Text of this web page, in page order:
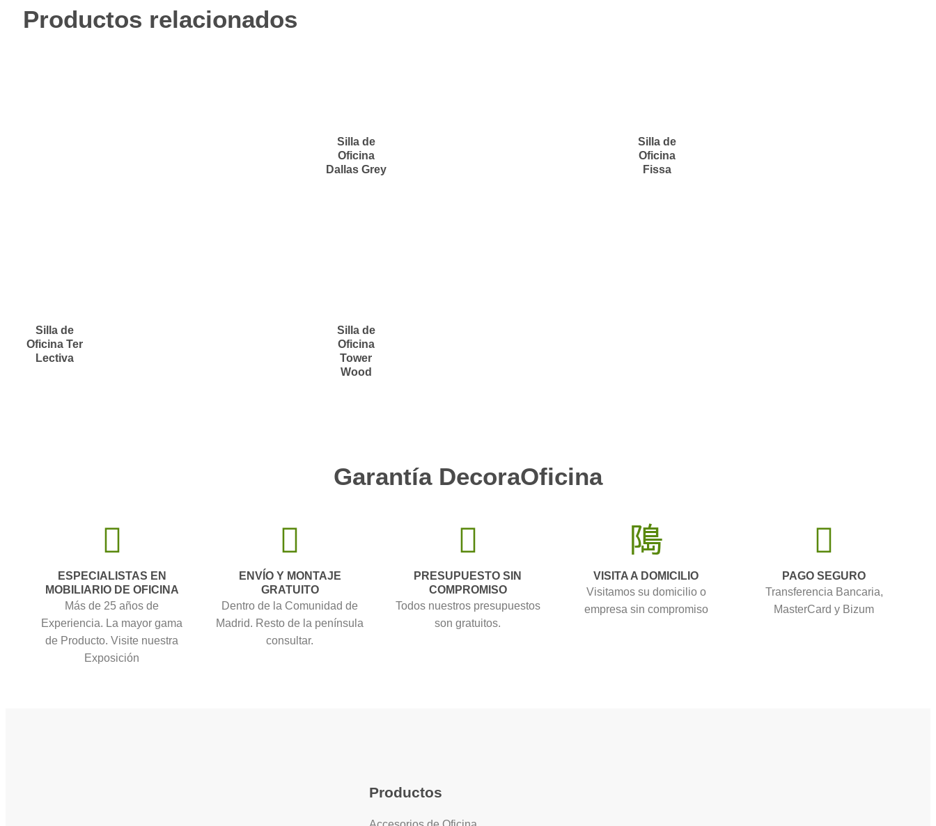
Productos relacionados
Silla de
Oficina
Dallas Grey
Silla de
Oficina
Fissa
Silla de
Oficina Ter
Lectiva
Silla de
Oficina
Tower
Wood
Garantía DecoraOficina
ESPECIALISTAS EN
MOBILIARIO DE OFICINA
Más de 25 años de
Experiencia. La mayor gama
de Producto. Visite nuestra
Exposición
ENVÍO Y MONTAJE
GRATUITO
Dentro de la Comunidad de
Madrid. Resto de la península
consultar.
PRESUPUESTO SIN
COMPROMISO
Todos nuestros presupuestos
son gratuitos.
VISITA A DOMICILIO
Visitamos su domicilio o
empresa sin compromiso
PAGO SEGURO
Transferencia Bancaria,
MasterCard y Bizum
Productos